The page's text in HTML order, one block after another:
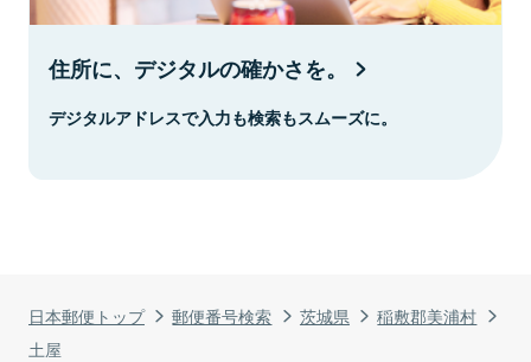
日本郵便トップ 郵便番号検索 茨城県
稲敷郡美浦村
土屋
住所に、デジタルの確かさを。
デジタルアドレスで入力も検索もスムーズに。